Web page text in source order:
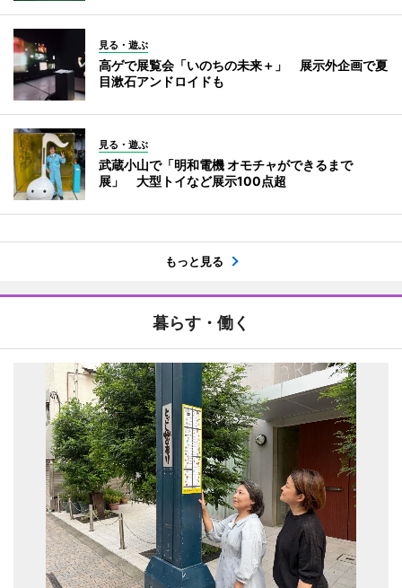
見る・遊ぶ
高ゲで展覧会「いのちの未来＋」 展示外企画で夏
目漱石アンドロイドも
見る・遊ぶ
武蔵小山で「明和電機 オモチャができるまで
展」 大型トイなど展示100点超
もっと見る
暮らす・働く